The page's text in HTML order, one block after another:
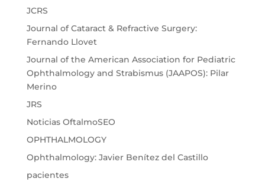
JCRS
Journal of Cataract & Refractive Surgery:
Fernando Llovet
Journal of the American Association for Pediatric
Ophthalmology and Strabismus (JAAPOS): Pilar
Merino
JRS
Noticias OftalmoSEO
OPHTHALMOLOGY
Ophthalmology: Javier Benítez del Castillo
pacientes